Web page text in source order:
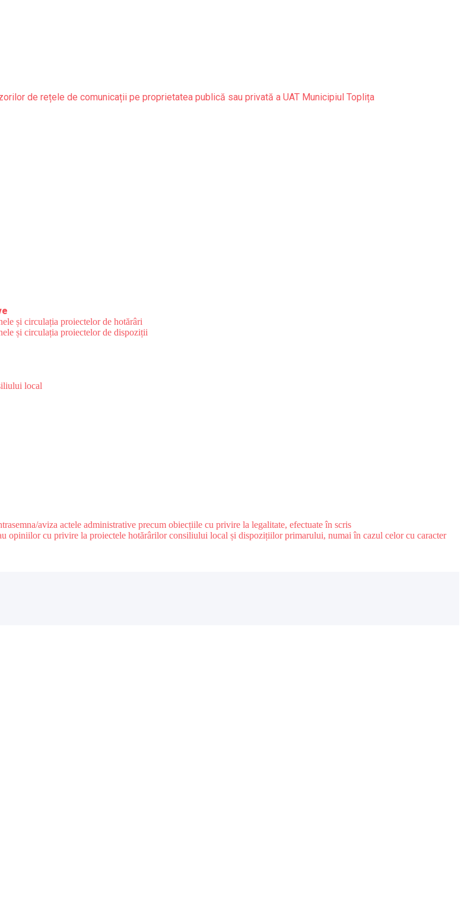
de rețele de comunicații pe proprietatea publică sau privată a UAT Municipiul Toplița
și circulația proiectelor de hotărâri
și circulația proiectelor de dispoziții
local
aviza actele administrative precum obiecțiile cu privire la legalitate, efectuate în scris
opiniilor cu privire la proiectele hotărârilor consiliului local și dispozițiilor primarului, numai în cazul celor cu caracter